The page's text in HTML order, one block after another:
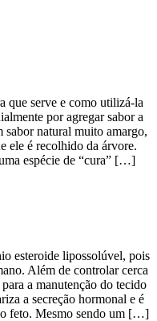
que serve e como utilizá-la
por agregar sabor a
natural muito amargo,
ele é recolhido da árvore.
espécie de “cura” […]
esteroide lipossolúvel, pois
Além de controlar cerca
a manutenção do tecido
a secreção hormonal e é
feto. Mesmo sendo um […]